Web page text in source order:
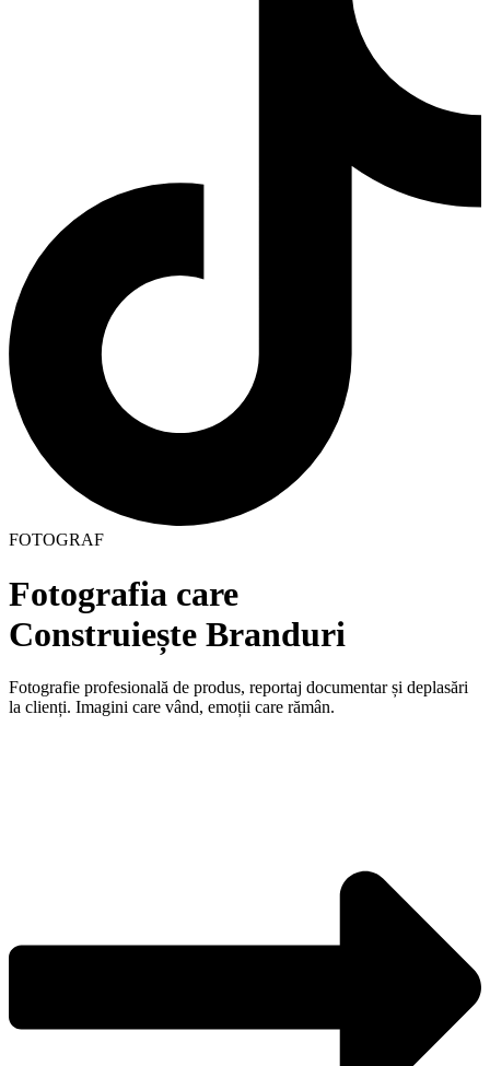
FOTOGRAF
Fotografia care
Construiește Branduri
Fotografie profesională de produs, reportaj documentar și deplasări
la clienți. Imagini care vând, emoții care rămân.